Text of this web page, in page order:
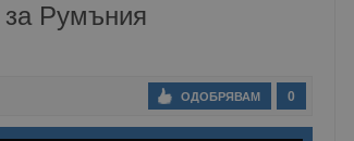
Румъния
0
ОДОБРЯВАМ